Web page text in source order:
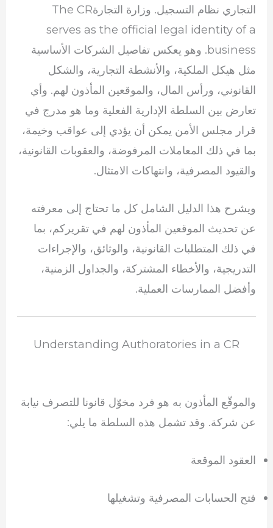
التجاري نظام التسجيل. وزارة التجارةThe CR
serves as the official legal identity of a
business. وهو يعكس تفاصيل الشركات الأساسية
مثل هيكل الملكية، والأنشطة التجارية، والشكل
القانوني، ورأس المال، والموقعين المأذون لهم. وأي
تعارض بين السلطة الإدارية الفعلية وما هو مدرج في
قرار مجلس الأمن يمكن أن يؤدي إلى عواقب وخيمة،
بما في ذلك المعاملات المرفوضة، والعقوبات القانونية،
والقيود المصرفية، وانتهاكات الامتثال.
ويشرح هذا الدليل الشامل كل ما تحتاج إلى معرفته
عن تحديث الموقعين المأذون لهم في تقريركم، بما
في ذلك المتطلبات القانونية، والوثائق، والإجراءات
التدريجية، والأخطاء المشتركة، والجداول الزمنية،
وأفضل الممارسات العملية.
Understanding Authoratories in a CR
والموقّع المأذون به هو فرد مخوّل قانونا للتصرف نيابة
عن شركة. وقد تشمل هذه السلطة ما يلي:
العقود الموقعة
فتح الحسابات المصرفية وتشغيلها